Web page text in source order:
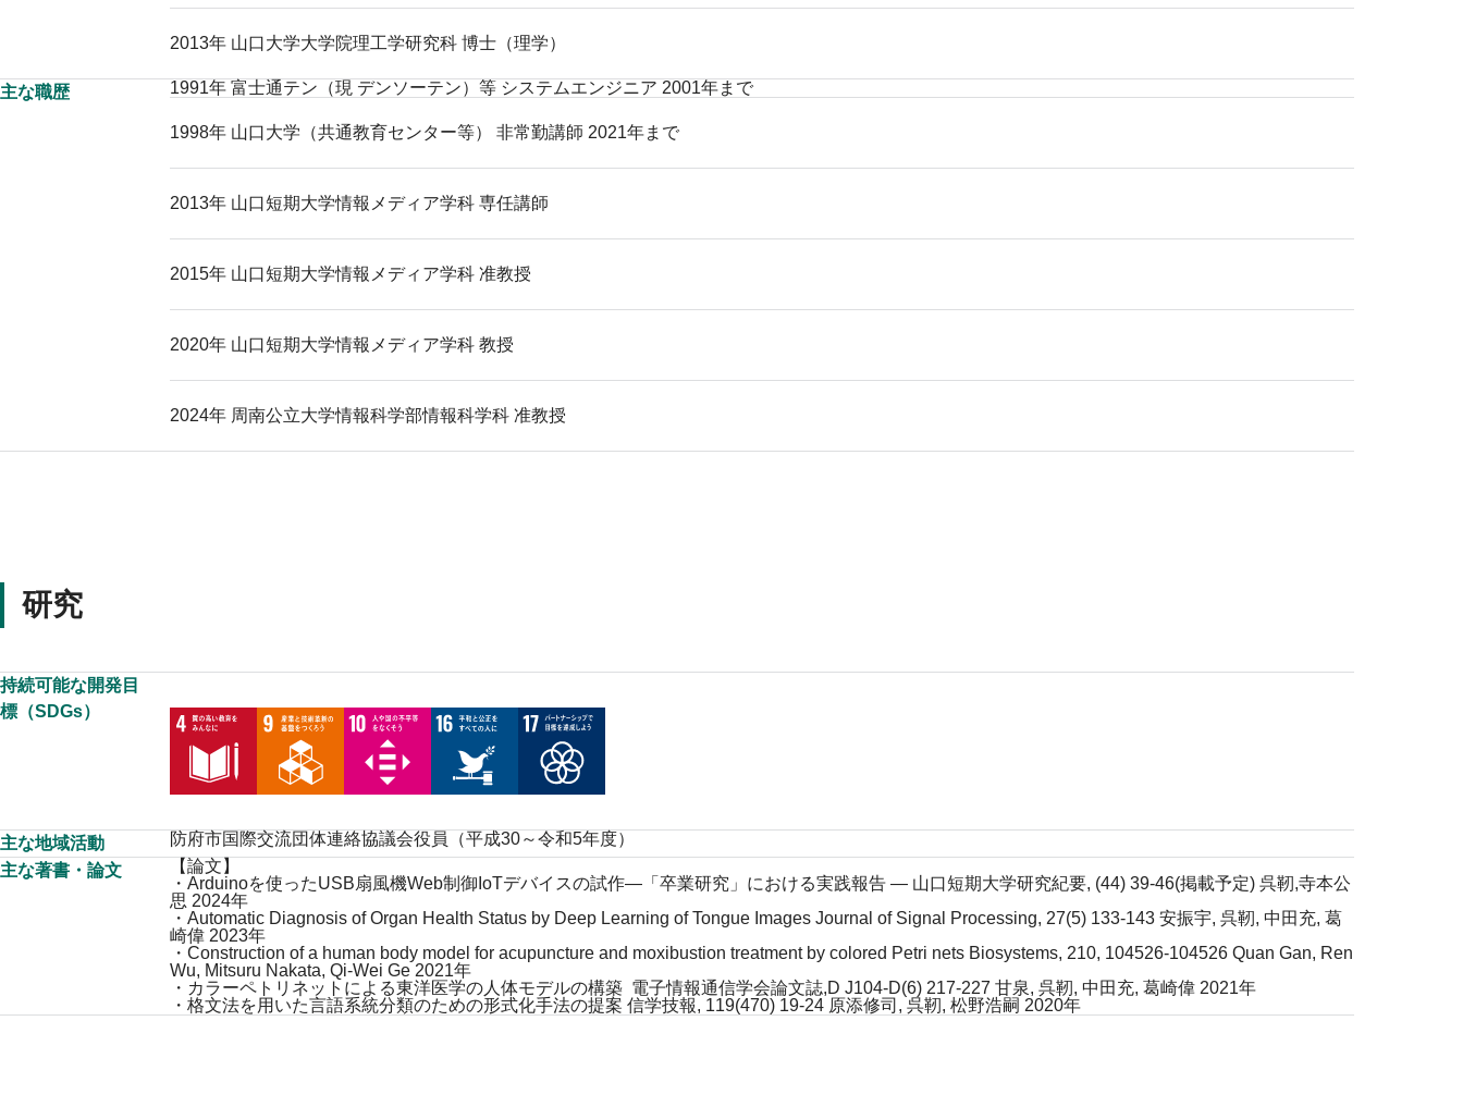
2013年 山口大学大学院理工学研究科 博士（理学）
主な職歴 1991年 富士通テン（現 デンソーテン）等 システムエンジニア 2001年まで
1998年 山口大学（共通教育センター等） 非常勤講師 2021年まで
2013年 山口短期大学情報メディア学科 専任講師
2015年 山口短期大学情報メディア学科 准教授
2020年 山口短期大学情報メディア学科 教授
2024年 周南公立大学情報科学部情報科学科 准教授
研究
持続可能な開発目
標（SDGs）
主な地域活動
防府市国際交流団体連絡協議会役員（平成30～令和5年度）
主な著書・論文
【論文】
・Arduinoを使ったUSB扇風機Web制御IoTデバイスの試作―「卒業研究」における実践報告 ― 山口短期大学研究紀要, (44) 39-46(掲載予定) 呉靭,寺本公
思 2024年
・Automatic Diagnosis of Organ Health Status by Deep Learning of Tongue Images Journal of Signal Processing, 27(5) 133-143 安振宇, 呉靭, 中田充, 葛
崎偉 2023年
・Construction of a human body model for acupuncture and moxibustion treatment by colored Petri nets Biosystems, 210, 104526-104526 Quan Gan, Ren
Wu, Mitsuru Nakata, Qi-Wei Ge 2021年
・カラーペトリネットによる東洋医学の人体モデルの構築 電子情報通信学会論文誌,D J104-D(6) 217-227 甘泉, 呉靭, 中田充, 葛崎偉 2021年
・格文法を用いた言語系統分類のための形式化手法の提案 信学技報, 119(470) 19-24 原添修司, 呉靭, 松野浩嗣 2020年